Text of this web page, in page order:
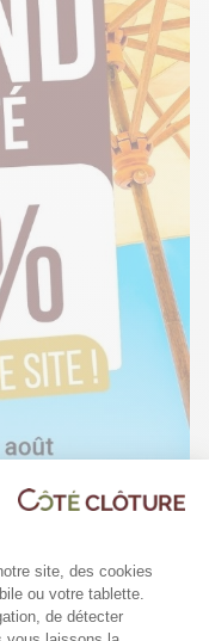
béton - GRANIT
dans certains magasins
dusite, des cookies
ou votre tablette.
de détecter